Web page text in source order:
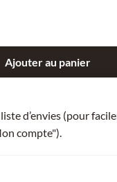
Ajouter au panier
d’envies (pour
compte").